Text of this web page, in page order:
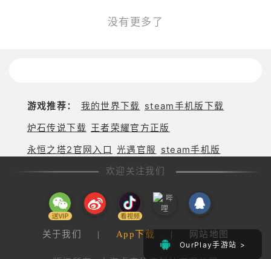
OurPlay手游站 >
没有更多了
游戏推荐： 我的世界下载 steam手机版下载
炉石传说下载 王者荣耀官方正版
永恒之塔2官网入口 光遇官服
steam手机版
欢迎关注我们
关于我们 | App下载 | 网站地图